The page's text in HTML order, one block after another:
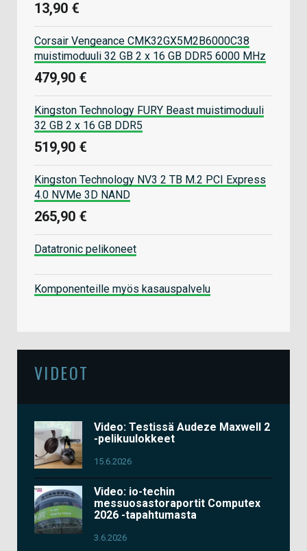
13,90 €
Corsair Vengeance CMK32GX5M2B6000C38
muistimoduuli 32 GB 2 x 16 GB DDR5 6000 MHz
479,90 €
Kingston Technology FURY Beast muistimoduuli
32 GB 2 x 16 GB DDR5
519,90 €
Kingston Technology NV3 2 TB M.2 PCI Express
4.0 NVMe 3D NAND
265,90 €
Datatronic pelikoneet
Komponenteille myös kasauspalvelu
VIDEOT
Video: Testissä Audeze Maxwell 2
-pelikuulokkeet
15.6.2026
Video: io-techin
messuosastoraportit Computex
2026 -tapahtumasta
3.6.2026